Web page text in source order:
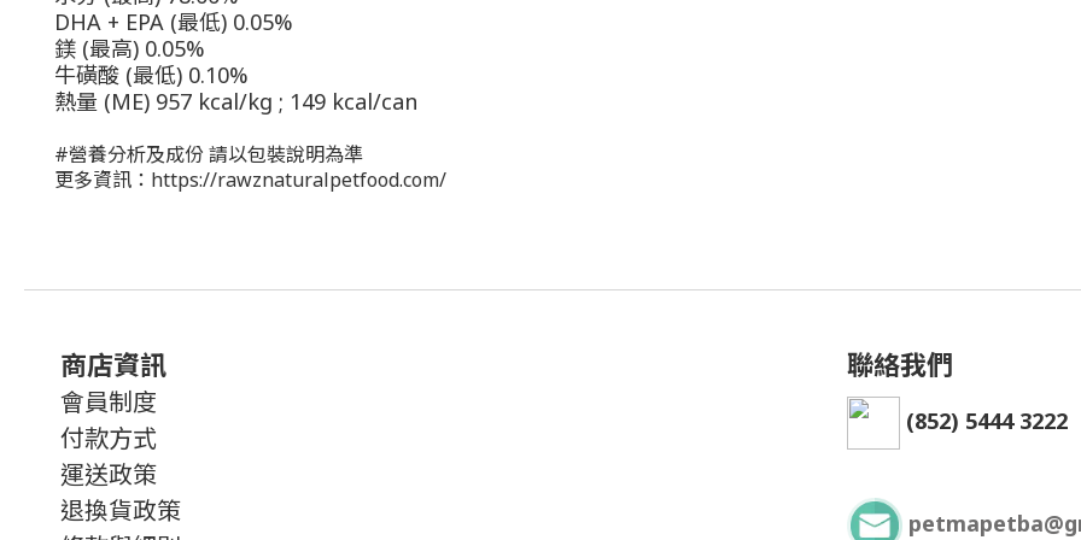
DHA + EPA (最低) 0.05%
鎂 (最高) 0.05%
牛磺酸 (最低) 0.10%
熱量 (ME) 957 kcal/kg ; 149 kcal/can
#營養分析及成份 請以包裝說明為準
更多資訊： https://rawznaturalpetfood.com/
商店資訊
會員制度
付款方式
運送政策
退換貨政策
聯絡我們
(852) 5444 3222